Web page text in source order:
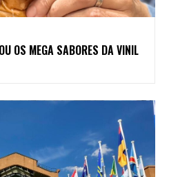
OS MEGA SABORES DA VINIL